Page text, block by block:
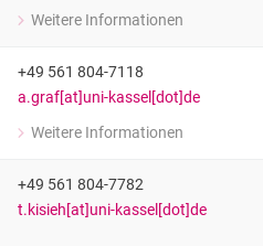
Weitere Informationen
zu Prafull Chandra (M.B.A. and Eng.)
+49 561 804-7118
a.graf[at]uni-kassel[dot]de
Weitere Informationen
zu Aimo Graf (M.Sc.)
+49 561 804-7782
t.kisieh[at]uni-kassel[dot]de